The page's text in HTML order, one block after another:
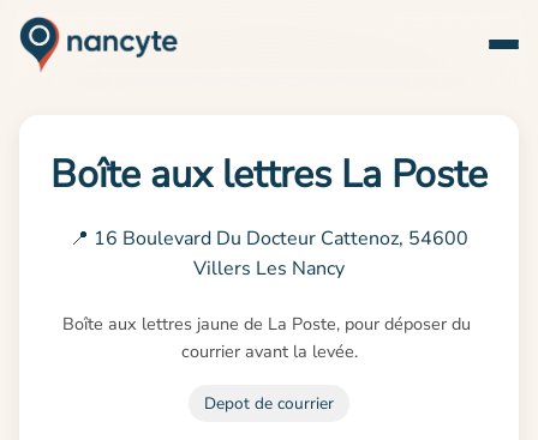
Boîte aux lettres La Poste
📍 16 Boulevard Du Docteur Cattenoz, 54600
Villers Les Nancy
Boîte aux lettres jaune de La Poste, pour déposer du
courrier avant la levée.
Depot de courrier